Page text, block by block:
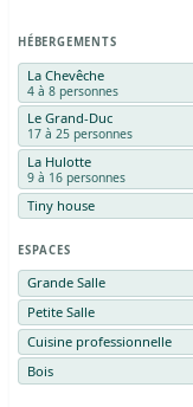
HÉBERGEMENTS
La Chevêche
4 à 8 personnes
Le Grand-Duc
17 à 25 personnes
La Hulotte
9 à 16 personnes
Tiny house
ESPACES
Grande Salle
Petite Salle
Cuisine professionnelle
Bois